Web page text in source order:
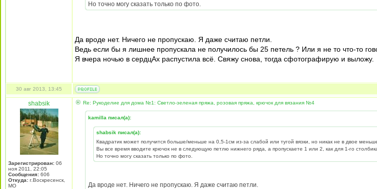
Но точно могу сказать только по фото.
Да вроде нет. Ничего не пропускаю. Я даже считаю петли.
Ведь если бы я лишнее пропускала не получилось бы 25 петель ? Или я не то что-то
Я вчера ночью в сердцАх распустила всё. Свяжу снова, тогда сфотографирую и выложу.
30 авг 2013, 13:45
shabsik
Зарегистрирован: 06
ноя 2011, 22:05
Сообщения: 606
Откуда: г.Воскресенск,
МО
Re: Рукоделие для дома №1: Светло-зеленая пряжа, розовая пряжа, крючок для вязания №4
kamilla писал(а):
shabsik писал(а):
Квадратик может получится больше/меньше на 0,5-1см из-за слабой или тугой вязки, но никак не в двое
Вы все время вводите крючок не в следующую петлю нижнего ряда, а пропускаете 1 или 2, как для 1-го
Но точно могу сказать только по фото.
Да вроде нет. Ничего не пропускаю. Я даже считаю петли.